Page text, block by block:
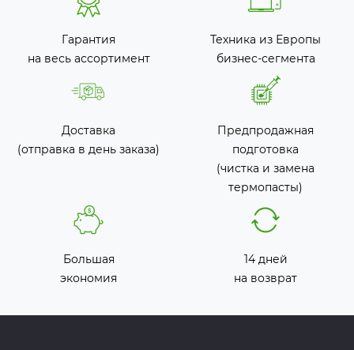
Гарантия
на весь ассортимент
Техника из Европы
бизнес-сегмента
Доставка
(отправка в день заказа)
Предпродажная
подготовка
(чистка и замена
термопасты)
Большая
экономия
14 дней
на возврат